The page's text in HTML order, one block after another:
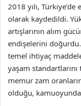
2018 yılı,
olarak kaydedildi.
artışlarının alım
endişelerini
temel ihtiyaç
yaşam
memur zam
olduğu, kamuoyunda